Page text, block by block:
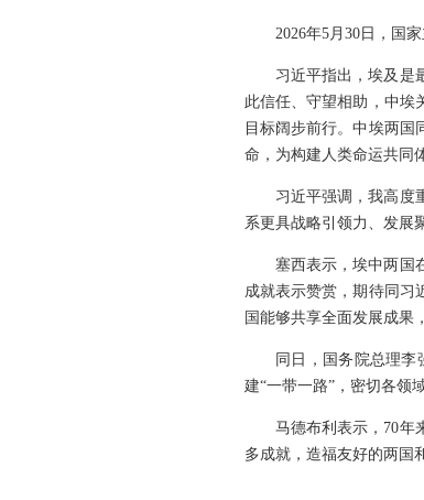
2026年5月30日，国
习近平指出，埃及是
此信任、守望相助，中埃
目标阔步前行。中埃两国
命，为构建人类命运共同
习近平强调，我高度
系更具战略引领力、发展
塞西表示，埃中两国
成就表示赞赏，期待同习
国能够共享全面发展成果
同日，国务院总理
建“一带一路”，密切各领
马德布利表示，70年
多成就，造福友好的两国